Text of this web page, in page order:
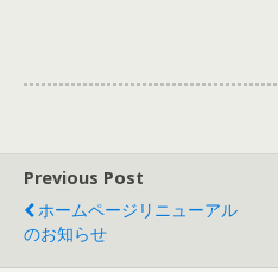
Previous Post
ホームページリニューアル
のお知らせ